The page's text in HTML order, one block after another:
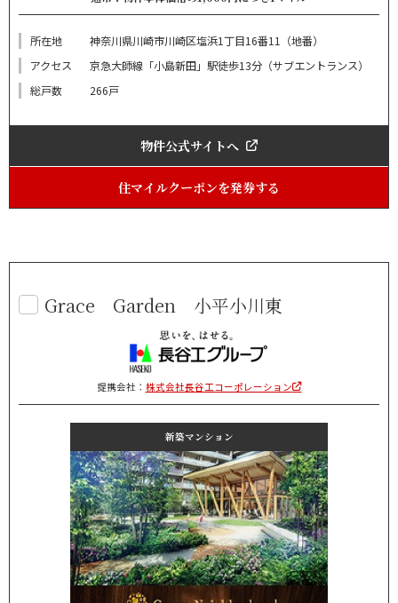
所在地
神奈川県川崎市川崎区塩浜1丁目16番11（地番）
アクセス
京急大師線「小島新田」駅徒歩13分（サブエントランス）
総戸数
266戸
物件公式サイトへ
住マイルクーポンを発券する
Grace Garden 小平小川東
提携会社： 株式会社長谷工コーポレーション
新築マンション